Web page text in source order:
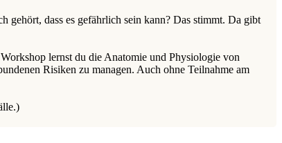
gehört, dass es gefährlich sein kann? Das stimmt. Da gibt
lernst du die Anatomie und Physiologie von
Risiken zu managen. Auch ohne Teilnahme am